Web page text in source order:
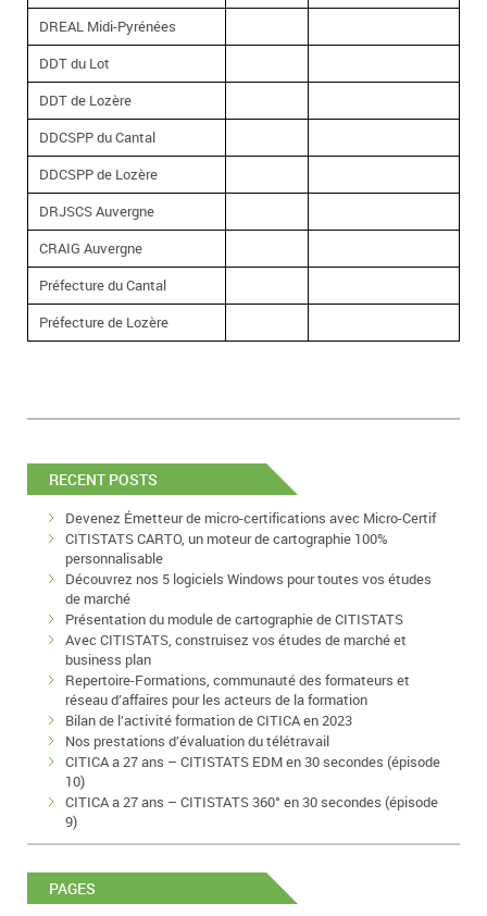
DREAL Midi-Pyrénées
DDT du Lot
DDT de Lozère
DDCSPP du Cantal
DDCSPP de Lozère
DRJSCS Auvergne
CRAIG Auvergne
Préfecture du Cantal
Préfecture de Lozère
RECENT POSTS
Devenez Émetteur de micro-certifications avec Micro-Certif
CITISTATS CARTO, un moteur de cartographie 100%
personnalisable
Découvrez nos 5 logiciels Windows pour toutes vos études
de marché
Présentation du module de cartographie de CITISTATS
Avec CITISTATS, construisez vos études de marché et
business plan
Repertoire-Formations, communauté des formateurs et
réseau d’affaires pour les acteurs de la formation
Bilan de l’activité formation de CITICA en 2023
Nos prestations d’évaluation du télétravail
CITICA a 27 ans – CITISTATS EDM en 30 secondes (épisode
10)
CITICA a 27 ans – CITISTATS 360° en 30 secondes (épisode
9)
PAGES